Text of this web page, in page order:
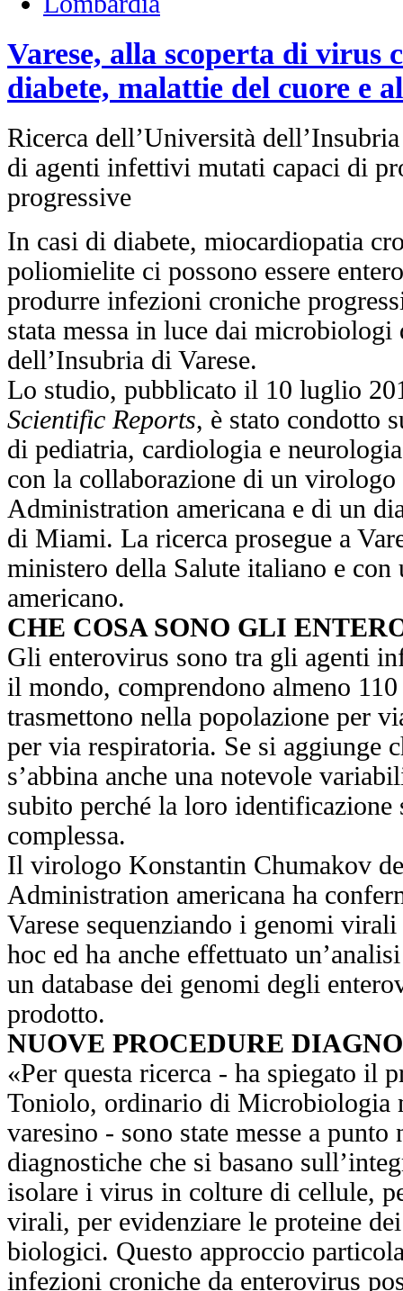
Varese, alla scoperta di virus
diabete, malattie del cuore e
Ricerca dell’Università
di agenti infettivi mutati capaci di
progressive
In casi di diabete, miocardiopatia
poliomielite ci possono essere
produrre infezioni croniche
stata messa in luce dai microbiologi
dell’Insubria di Varese.
Lo studio, pubblicato il 10 luglio
Scientific Reports, è stato condotto
di pediatria, cardiologia e
con la collaborazione di un
Administration americana e di un
di Miami. La ricerca prosegue a
ministero della Salute italiano e con
americano.
CHE COSA SONO GLI
Gli enterovirus sono tra gli agenti
il mondo, comprendono almeno
trasmettono nella popolazione per
per via respiratoria. Se si aggiunge
s’abbina anche una notevole
subito perché la loro identificazione
complessa.
Il virologo Konstantin Chumakov
Administration americana ha
Varese sequenziando i genomi
hoc ed ha anche effettuato
un database dei genomi degli
prodotto.
NUOVE PROCEDURE
«Per questa ricerca - ha spiegato il
Toniolo, ordinario di Microbiologia
varesino - sono state messe a punto
diagnostiche che si basano
isolare i virus in colture di cellule,
virali, per evidenziare le proteine
biologici. Questo approccio
infezioni croniche da enterovirus